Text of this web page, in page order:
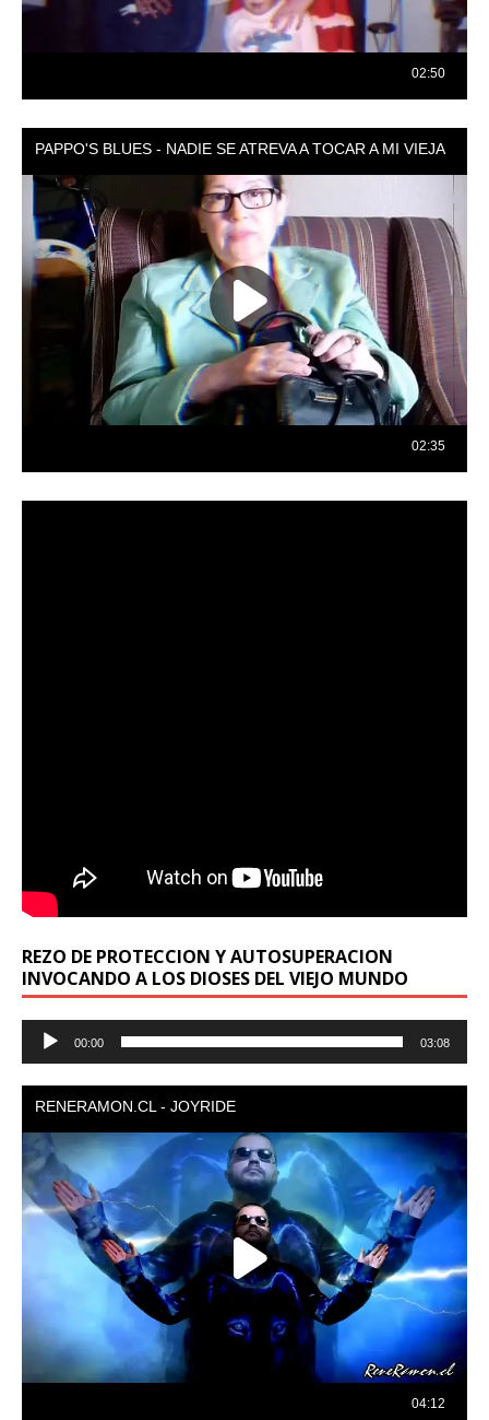
REZO DE PROTECCION Y AUTOSUPERACION
INVOCANDO A LOS DIOSES DEL VIEJO MUNDO
Reproductor
00:00 03:08